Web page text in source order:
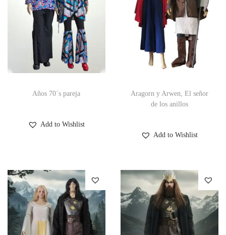
Años 70´s pareja
Add to Wishlist
Aragorn y Arwen, El señor
de los anillos
Add to Wishlist